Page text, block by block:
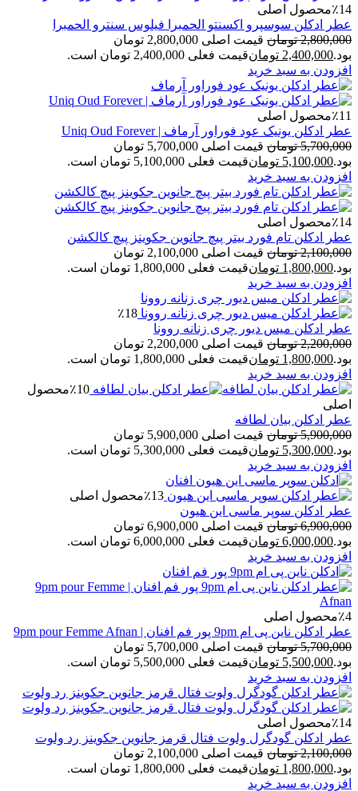
٪14محصول اصلی
عطر ادکلن سوسپرو اکسنتو الحمبرا فیلوس سنترو الحمبرا
2,800,000 تومان
قیمت اصلی 2,800,000 تومان
بود.2,400,000 تومانقیمت فعلی 2,400,000 تومان است.
افزودن به سبد خرید
٪11محصول اصلی
عطر ادکلن یونیک عود فوراور آرماف | Uniq Oud Forever
5,700,000 تومان
قیمت اصلی 5,700,000 تومان
بود.5,100,000 تومانقیمت فعلی 5,100,000 تومان است.
افزودن به سبد خرید
٪14محصول اصلی
عطر ادکلن تام فورد بیتر پیچ جانوین جکوینز پیچ کالکشن
2,100,000 تومان
قیمت اصلی 2,100,000 تومان
بود.1,800,000 تومانقیمت فعلی 1,800,000 تومان است.
افزودن به سبد خرید
٪18
عطر ادکلن میس دیور چری زنانه روونا
2,200,000 تومان
قیمت اصلی 2,200,000 تومان
بود.1,800,000 تومانقیمت فعلی 1,800,000 تومان است.
افزودن به سبد خرید
٪10محصول
اصلی
عطر ادکلن بیان لطافه
5,900,000 تومان
قیمت اصلی 5,900,000 تومان
بود.5,300,000 تومانقیمت فعلی 5,300,000 تومان است.
افزودن به سبد خرید
٪13محصول اصلی
عطر ادکلن سوپر ماسی این هیون
6,900,000 تومان
قیمت اصلی 6,900,000 تومان
بود.6,000,000 تومانقیمت فعلی 6,000,000 تومان است.
افزودن به سبد خرید
٪4محصول اصلی
عطر ادکلن ناین پی ام 9pm پور فم افنان | 9pm pour Femme Afnan
5,700,000 تومان
قیمت اصلی 5,700,000 تومان
بود.5,500,000 تومانقیمت فعلی 5,500,000 تومان است.
افزودن به سبد خرید
٪14محصول اصلی
عطر ادکلن گودگرل ولوت فتال قرمز جانوین جکوینز رد ولوت
2,100,000 تومان
قیمت اصلی 2,100,000 تومان
بود.1,800,000 تومانقیمت فعلی 1,800,000 تومان است.
افزودن به سبد خرید